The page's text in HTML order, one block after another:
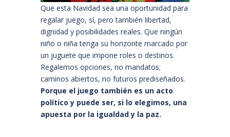
Que esta Navidad sea una oportunidad para
regalar juego, sí, pero también libertad,
dignidad y posibilidades reales. Que ningún
niño o niña tenga su horizonte marcado por
un juguete que impone roles o destinos.
Regalemos opciones, no mandatos;
caminos abiertos, no futuros prediseñados.
Porque el juego también es un acto
político y puede ser, si lo elegimos, una
apuesta por la igualdad y la paz.